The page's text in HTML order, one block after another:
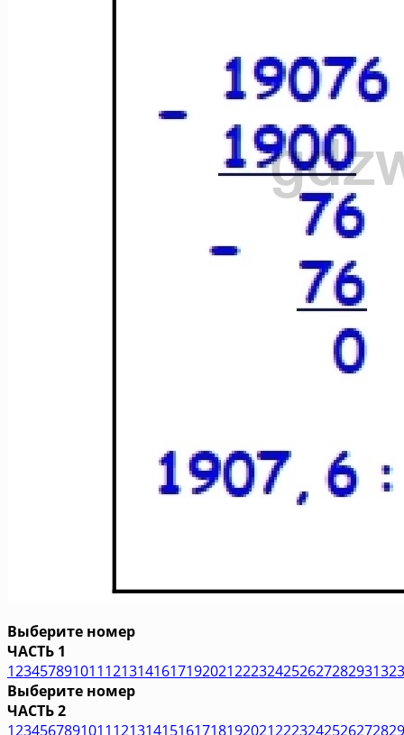
Выберите номер
ЧАСТЬ 1
123457891011121314161719202122232425262728293132
Выберите номер
ЧАСТЬ 2
1234567891011121314151617181920212223242526272829